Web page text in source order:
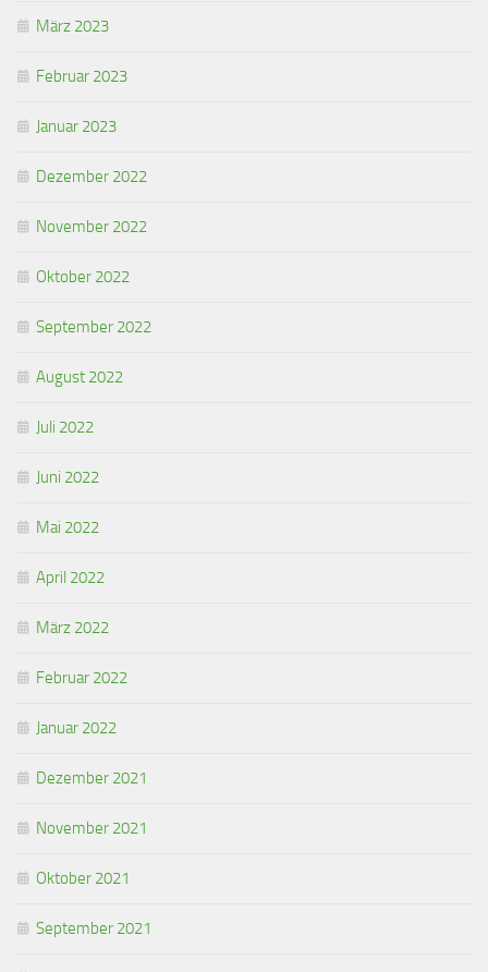
März 2023
Februar 2023
Januar 2023
Dezember 2022
November 2022
Oktober 2022
September 2022
August 2022
Juli 2022
Juni 2022
Mai 2022
April 2022
März 2022
Februar 2022
Januar 2022
Dezember 2021
November 2021
Oktober 2021
September 2021